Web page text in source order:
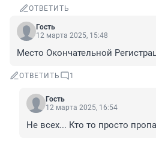
ОТВЕТИТЬ
Гость
12 марта 2025, 15:48
Место Окончательной
ОТВЕТИТЬ 1
Гость
12 марта 2025, 16:54
Не всех... Кто то просто